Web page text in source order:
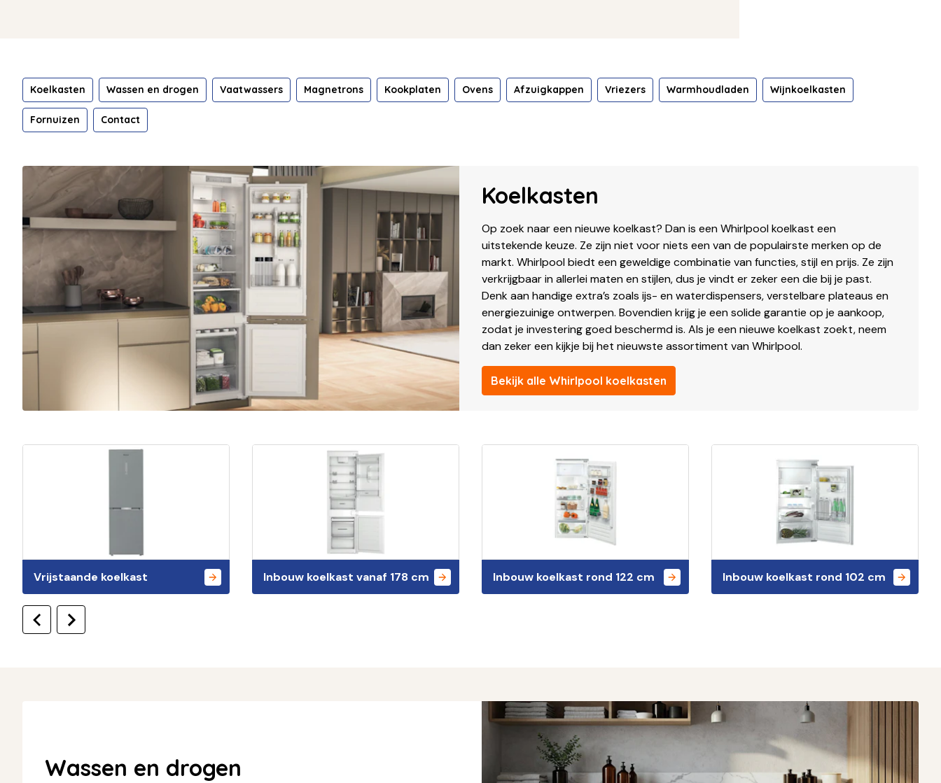
Koelkasten Wassen en drogen Vaatwassers Magnetrons Kookplaten Ovens Afzuigkappen Vriezers Warmhoudladen Wijnkoelkasten
Fornuizen Contact
Koelkasten
Op zoek naar een nieuwe koelkast? Dan is een Whirlpool koelkast een
uitstekende keuze. Ze zijn niet voor niets een van de populairste merken op de
markt. Whirlpool biedt een geweldige combinatie van functies, stijl en prijs. Ze zijn
verkrijgbaar in allerlei maten en stijlen, dus je vindt er zeker een die bij je past.
Denk aan handige extra’s zoals ijs- en waterdispensers, verstelbare plateaus en
energiezuinige ontwerpen. Bovendien krijg je een solide garantie op je aankoop,
zodat je investering goed beschermd is. Als je een nieuwe koelkast zoekt, neem
dan zeker een kijkje bij het nieuwste assortiment van Whirlpool.
Bekijk alle Whirlpool koelkasten
Vrijstaande koelkast Inbouw koelkast vanaf 178 cm Inbouw koelkast rond 122 cm Inbouw koelkast rond 102 cm
Wassen en drogen